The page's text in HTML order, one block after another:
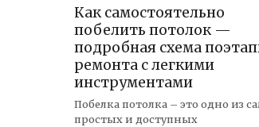
Как самостоятельно
побелить потолок —
подробная схема
ремонта с легкими
инструментами
Побелка потолка – это одно из
простых и доступных